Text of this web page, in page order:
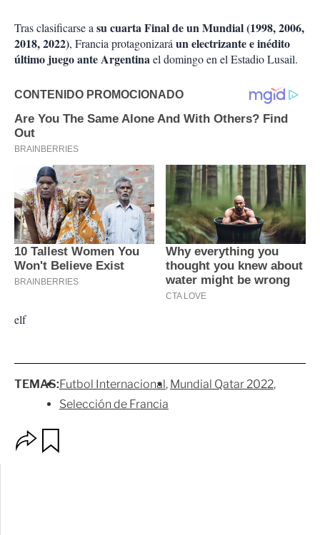
Tras clasificarse asu cuarta Final de un Mundial (1998, 2006,
2018, 2022), Francia protagonizaráun electrizante e inédito
último juego ante Argentinael domingo en el Estadio Lusail.
elf
TEMAS:Futbol Internacional
Mundial Qatar 2022
Selección de Francia